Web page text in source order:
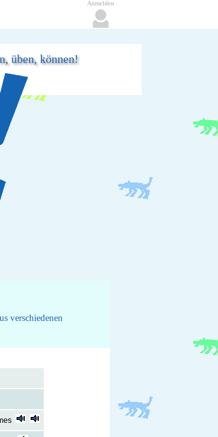
üben, können!
verschiedenen
Anmelden